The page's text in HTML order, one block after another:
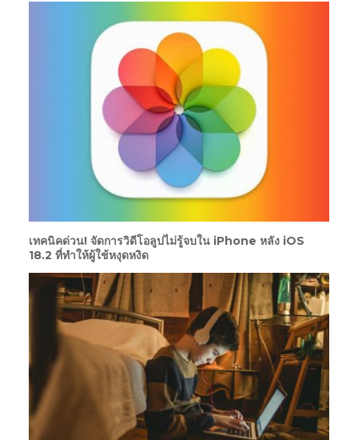
เทคนิคด่วน! จัดการวิดีโอลูปไม่รู้จบใน iPhone หลัง iOS
18.2 ที่ทำให้ผู้ใช้หงุดหงิด